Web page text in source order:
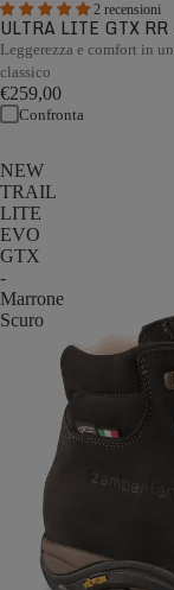
2 recensioni
ULTRA LITE GTX
Leggerezza e comfort in
classico
€259,00
Confronta
NEW
TRAIL
LITE
EVO
GTX
-
Marrone
Scuro